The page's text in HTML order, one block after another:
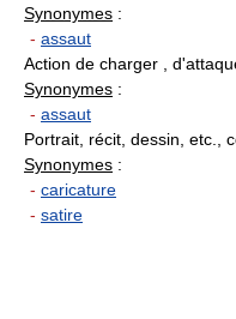
Synonymes :
- assaut
Action de charger ,
Synonymes :
- assaut
Portrait, récit, dessin, etc.,
Synonymes :
- caricature
- satire